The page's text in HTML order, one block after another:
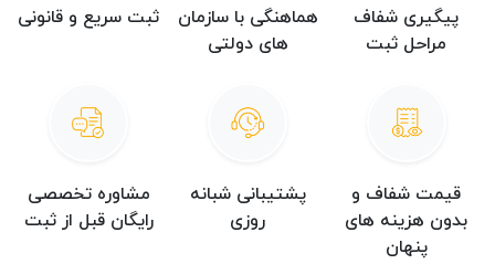
پیگیری شفاف
مراحل ثبت
هماهنگی با سازمان
های دولتی
ثبت سریع و قانونی
قیمت شفاف و
بدون هزینه های
پنهان
پشتیبانی شبانه
روزی
مشاوره تخصصی
رایگان قبل از ثبت